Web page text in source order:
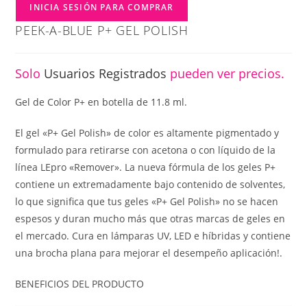
INICIA SESIÓN PARA COMPRAR
PEEK-A-BLUE P+ GEL POLISH
Solo Usuarios Registrados pueden ver precios.
Gel de Color P+ en botella de 11.8 ml.
El gel «P+ Gel Polish» de color es altamente pigmentado y
formulado para retirarse con acetona o con líquido de la
línea LEpro «Remover». La nueva fórmula de los geles P+
contiene un extremadamente bajo contenido de solventes,
lo que significa que tus geles «P+ Gel Polish» no se hacen
espesos y duran mucho más que otras marcas de geles en
el mercado. Cura en lámparas UV, LED e híbridas y contiene
una brocha plana para mejorar el desempeño aplicación!.
BENEFICIOS DEL PRODUCTO